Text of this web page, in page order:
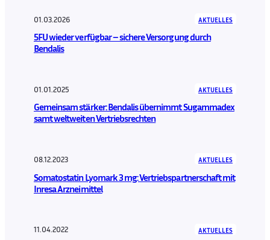
01.03.2026 AKTUELLES
5FU wieder verfügbar – sichere Versorgung durch
Bendalis
01.01.2025 AKTUELLES
Gemeinsam stärker: Bendalis übernimmt Sugammadex
samt weltweiten Vertriebsrechten
08.12.2023 AKTUELLES
Somatostatin Lyomark 3 mg: Vertriebspartnerschaft mit
Inresa Arzneimittel
11.04.2022 AKTUELLES